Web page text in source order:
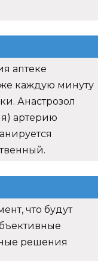
аптеке
каждую минуту
Анастрозол
артерию
что будут
решения